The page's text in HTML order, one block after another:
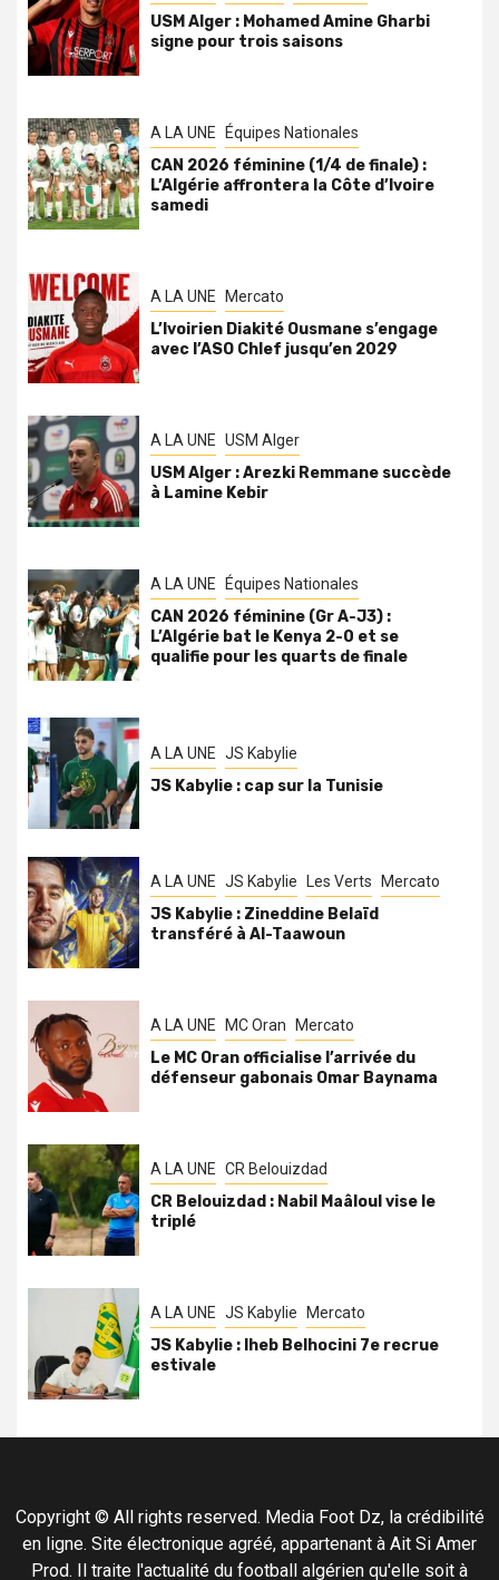
USM Alger : Mohamed Amine Gharbi
signe pour trois saisons
A LA UNE Équipes Nationales
CAN 2026 féminine (1/4 de finale) :
L’Algérie affrontera la Côte d’Ivoire
samedi
A LA UNE Mercato
L’Ivoirien Diakité Ousmane s’engage
avec l’ASO Chlef jusqu’en 2029
A LA UNE USM Alger
USM Alger : Arezki Remmane succède
à Lamine Kebir
A LA UNE Équipes Nationales
CAN 2026 féminine (Gr A-J3) :
L’Algérie bat le Kenya 2-0 et se
qualifie pour les quarts de finale
A LA UNE JS Kabylie
JS Kabylie : cap sur la Tunisie
A LA UNE JS Kabylie Les Verts Mercato
JS Kabylie : Zineddine Belaïd
transféré à Al-Taawoun
A LA UNE MC Oran Mercato
Le MC Oran officialise l’arrivée du
défenseur gabonais Omar Baynama
A LA UNE CR Belouizdad
CR Belouizdad : Nabil Maâloul vise le
triplé
A LA UNE JS Kabylie Mercato
JS Kabylie : Iheb Belhocini 7e recrue
estivale
Copyright © All rights reserved. Media Foot Dz, la crédibilité
en ligne. Site électronique agréé, appartenant à Ait Si Amer
Prod. Il traite l'actualité du football algérien qu'elle soit à